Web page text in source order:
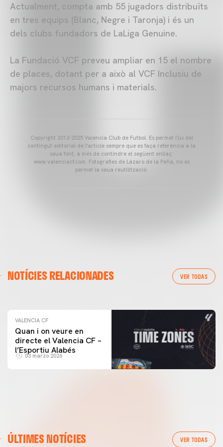
Actualment, compta amb 55 jugadors distribuïts
en tres equips (Blanc, Negre i Taronja) i és un
dels clubs fundadors de LaLiga Genuine.
La Fundació VCF preveu ampliar en 15 el nombre
de places, dotant per a això al VCF Inclusiu de
majors recursos humans i materials.
Copyright 2013-2025 Valencia Club de Futbol. Es permet l'ús del
contingut editorial de l'article sempre que es faça referència a la
seua font, a més de contindre el següent enllaç:
www.valenciacf.com. Fotografies de Lázaro de la Peña, no es
permet la seua reutilització.
NOTÍCIES RELACIONADES VER TODAS
ENTRENAMENT DEL VALENCIA CF 04/03/26
VALENCIA CF
Quan i on veure en
directe el Valencia CF –
l’Esportiu Alabés
03 marzo 2026
ÚLTIMES NOTÍCIES VER TODAS